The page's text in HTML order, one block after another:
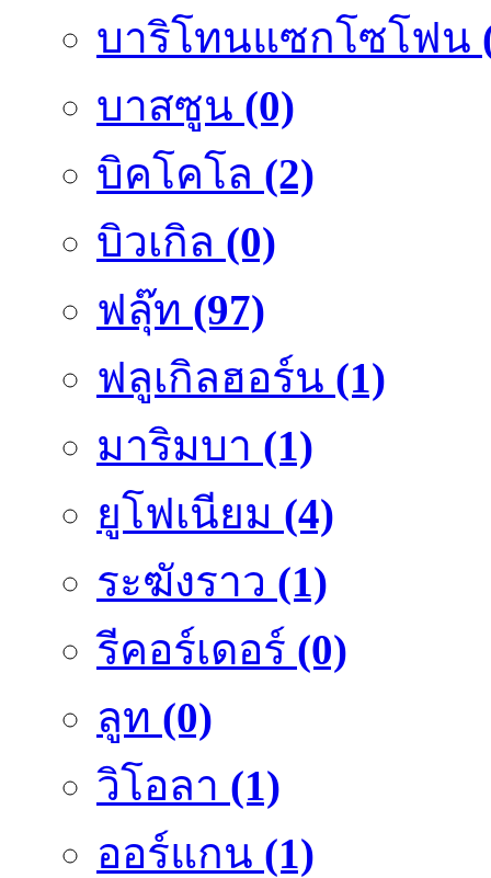
บาริโทนแซกโซโฟน
บาสซูน (0)
บิคโคโล (2)
บิวเกิล (0)
ฟลุ๊ท (97)
ฟลูเกิลฮอร์น (1)
มาริมบา (1)
ยูโฟเนียม (4)
ระฆังราว (1)
รีคอร์เดอร์ (0)
ลูท (0)
วิโอลา (1)
ออร์แกน (1)